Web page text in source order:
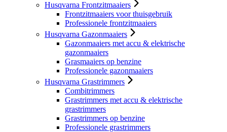
Husqvarna Frontzitmaaiers
Frontzitmaaiers voor thuisgebruik
Professionele frontzitmaaiers
Husqvarna Gazonmaaiers
Gazonmaaiers met accu & elektrische
gazonmaaiers
Grasmaaiers op benzine
Professionele gazonmaaiers
Husqvarna Grastrimmers
Combitrimmers
Grastrimmers met accu & elektrische
grastrimmers
Grastrimmers op benzine
Professionele grastrimmers